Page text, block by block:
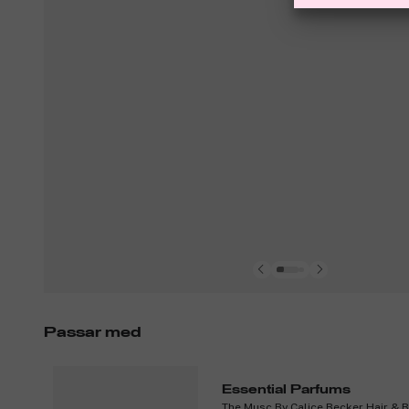
Passar med
Essential Parfums